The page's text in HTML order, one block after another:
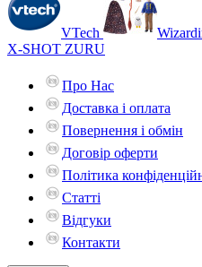
VTech
X-SHOT ZURU
Про Нас
Доставка і оплата
Повернення і обмін
Договір оферти
Політика
Статті
Відгуки
Контакти